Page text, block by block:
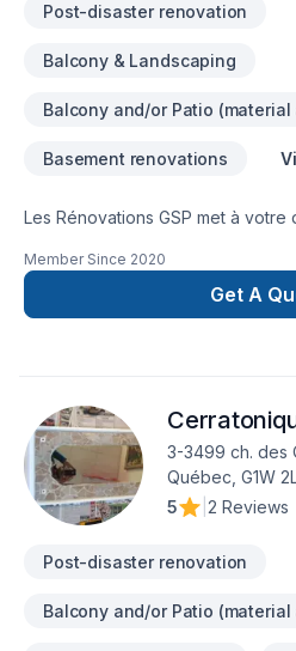
Post-disaster renovation
Balcony & Landscaping
Balcony and/or Patio (material
Basement renovations
Les Rénovations GSP met à
Carrelage, Cuisine, Démolition,
Peinture extérieur, Plancher,
Revêtement extérieur, Salle de
main irréprochable.
réalité. Contactez-nous dès
Member Since 2020
Get A
3-3499 ch. des
Québec, G1W
5
2 Reviews
Post-disaster renovation
Balcony and/or Patio (material